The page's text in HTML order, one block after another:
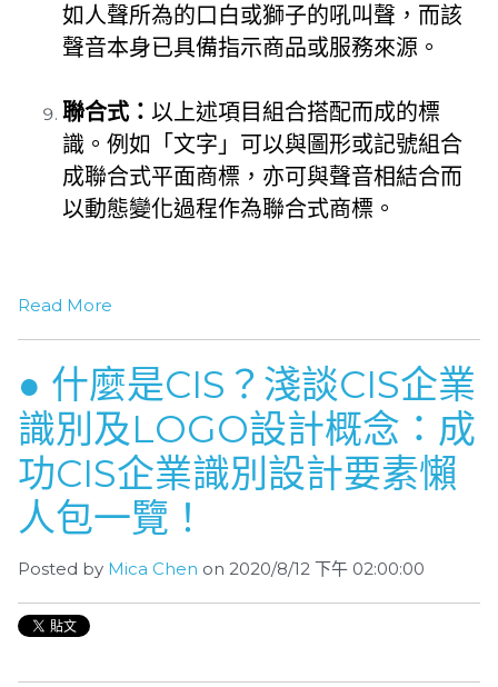
如人聲所為的口白或獅子的吼叫聲，而該
聲音本身已具備指示商品或服務來源。
聯合式： 以上述項目組合搭配而成的標
識。例如「文字」可以與圖形或記號組合
成聯合式平面商標，亦可與聲音相結合而
以動態變化過程作為聯合式商標。
Read More
● 什麼是CIS？淺談CIS企業
識別及LOGO設計概念：成
功CIS企業識別設計要素懶
人包一覽！
Posted by Mica Chen on 2020/8/12 下午 02:00:00